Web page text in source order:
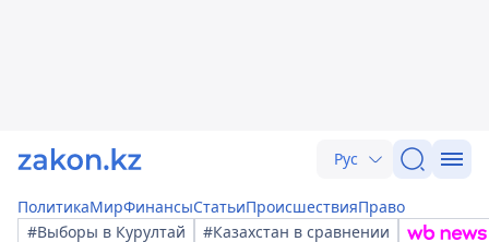
Рус
ПолитикаМирФинансыСтатьиПроисшествияПраво
#Выборы в Курултай
#Казахстан в сравнении